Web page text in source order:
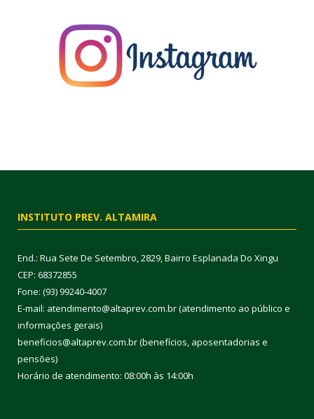
INSTITUTO PREV. ALTAMIRA
End.: Rua Sete De Setembro, 2829, Bairro Esplanada Do Xingu
CEP: 68372855
Fone: (93) 99240-4007
E-mail: atendimento@altaprev.com.br (atendimento ao público e
informações gerais)
beneficios@altaprev.com.br (benefícios, aposentadorias e
pensões)
Horário de atendimento: 08:00h às 14:00h